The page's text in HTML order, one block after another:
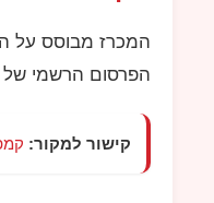
המכרז מבוסס על
הפרסום הרשמי של
קישור למקור: